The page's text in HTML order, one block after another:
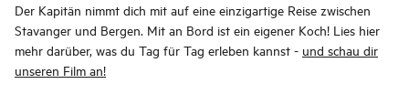
Der Kapitän nimmt dich mit auf eine einzigartige Reise zwischen
Stavanger und Bergen. Mit an Bord ist ein eigener Koch! Lies hier
mehr darüber, was du Tag für Tag erleben kannst - und schau dir
unseren Film an!